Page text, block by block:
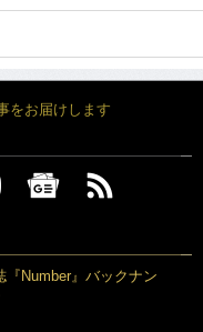
をお届けします
『Number』バックナン